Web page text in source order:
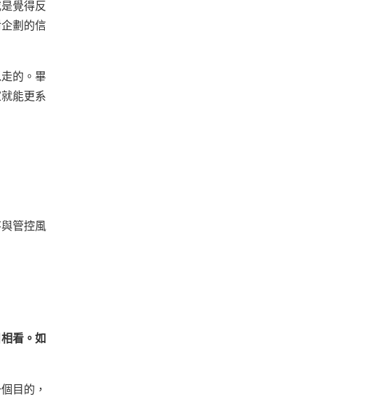
覺得反
劃的信
的。畢
能更系
管控風
看。如
目的，